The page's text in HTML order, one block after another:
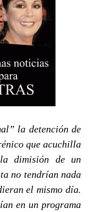
la detención de
que acuchilla
dimisión de un
no tendrían nada
el mismo día.
en un programa